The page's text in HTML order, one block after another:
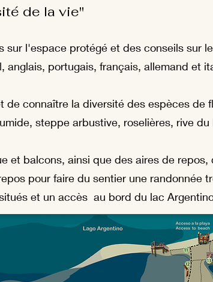
de la vie"
sur l'espace protégé et des conseils sur
portugais, français, allemand et
de connaître la diversité des espèces de
steppe arbustive, roselières, rive
et balcons, ainsi que des aires de repos,
pour faire du sentier une randonnée
et un accès au bord du lac